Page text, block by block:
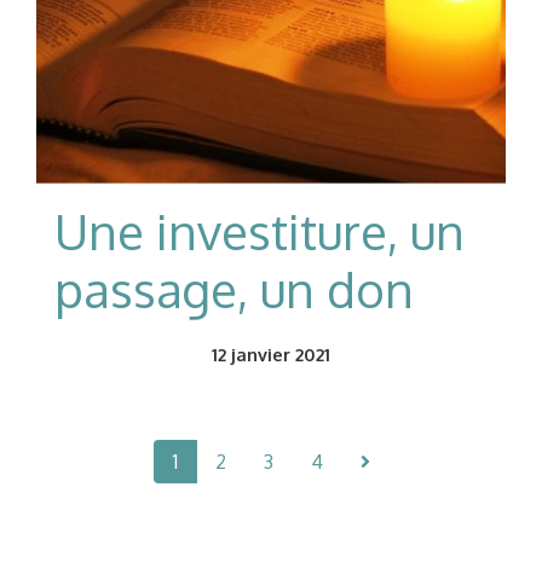
Une investiture, un
passage, un don
12 janvier 2021
1 2 3 4